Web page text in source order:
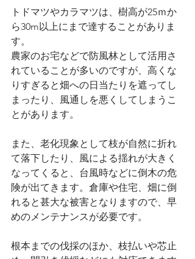
トドマツやカラマツは、樹高が25ｍか
ら30m以上にまで達することがありま
す。
農家のお宅などで防風林として活用さ
れていることが多いのですが、高くな
りすぎると畑への日当たりを遮ってし
まったり、風通しを悪くしてしまうこ
とがあります。
また、老化現象として枝が自然に折れ
て落下したり、風による揺れが大きく
なってくると、台風時などに倒木の危
険が出てきます。倉庫や住宅、畑に倒
れると甚大な被害となりますので、早
めのメンテナンスが必要です。
根本までの伐採のほか、枝払いや芯止